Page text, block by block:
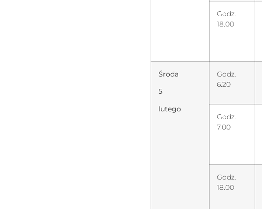
Godz.
18.00
Środa
5
lutego
Godz.
6.20
Godz.
7.00
Godz.
18.00